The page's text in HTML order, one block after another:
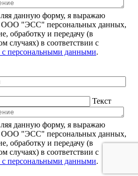
данную форму, я выражаю
ООО "ЭСС" персональных данных,
обработку и передачу (в
случаях) в соответствии с
персональными данными.
Текст
данную форму, я выражаю
ООО "ЭСС" персональных данных,
обработку и передачу (в
случаях) в соответствии с
персональными данными.